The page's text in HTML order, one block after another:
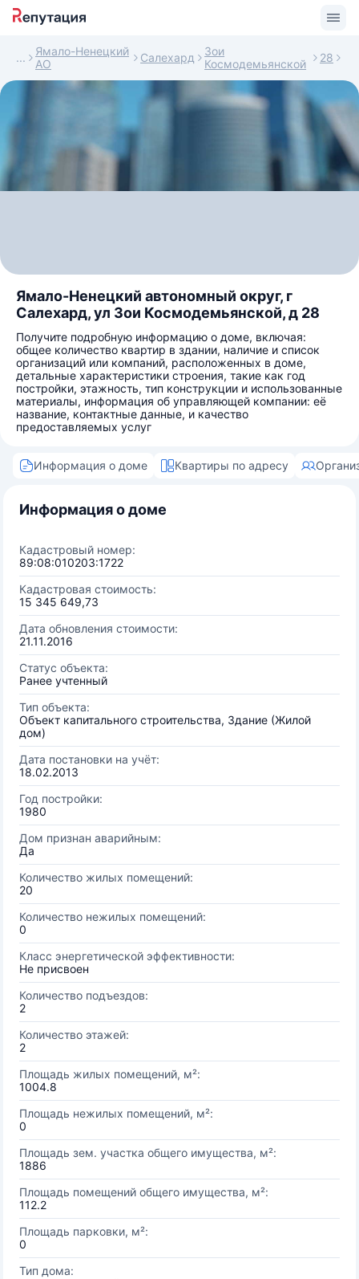
Ямало-Ненецкий
АО
Салехард
Зои
Космодемьянской
28
Ямало-Ненецкий автономный округ, г
Салехард, ул Зои Космодемьянской, д 28
Получите подробную информацию о доме, включая:
общее количество квартир в здании, наличие и список
организаций или компаний, расположенных в доме,
детальные характеристики строения, такие как год
постройки, этажность, тип конструкции и использованные
материалы, информация об управляющей компании: её
название, контактные данные, и качество
предоставляемых услуг
Информация о доме Квартиры по адресу
Информация о доме
Кадастровый номер:
89:08:010203:1722
Кадастровая стоимость:
15 345 649,73
Дата обновления стоимости:
21.11.2016
Статус объекта:
Ранее учтенный
Тип объекта:
Объект капитального строительства, Здание (Жилой
дом)
Дата постановки на учёт:
18.02.2013
Год постройки:
1980
Дом признан аварийным:
Да
Количество жилых помещений:
20
Количество нежилых помещений:
0
Класс энергетической эффективности:
Не присвоен
Количество подъездов:
2
Количество этажей:
2
Площадь жилых помещений, м²:
1004.8
Площадь нежилых помещений, м²:
0
Площадь зем. участка общего имущества, м²:
1886
Площадь помещений общего имущества, м²:
112.2
Площадь парковки, м²:
0
Тип дома: